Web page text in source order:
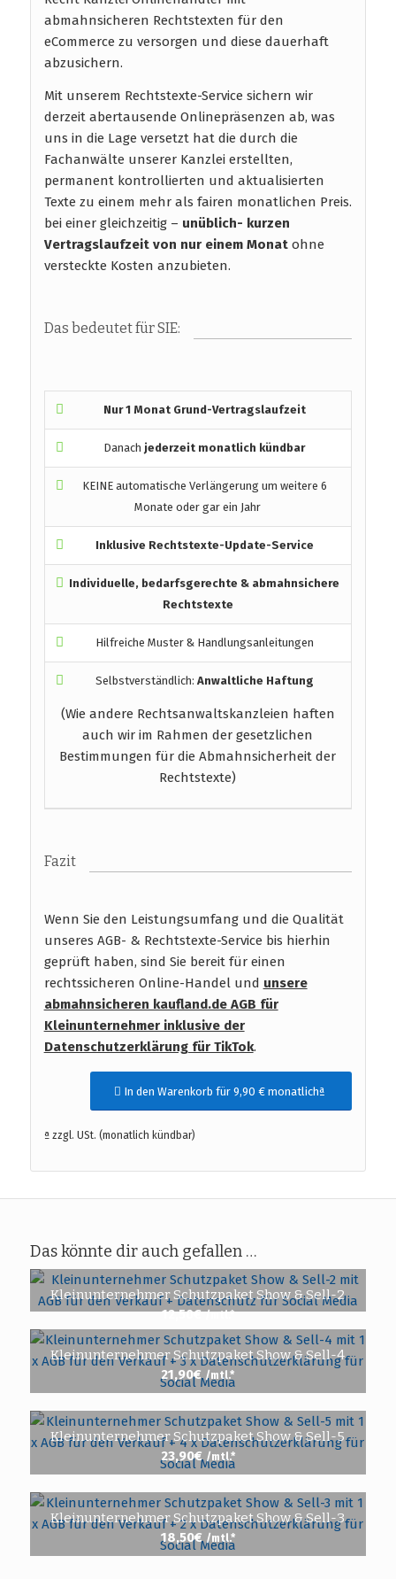
abmahnsicheren Rechtstexten für den
eCommerce zu versorgen und diese dauerhaft
abzusichern.
Mit unserem Rechtstexte-Service sichern wir
derzeit abertausende Onlinepräsenzen ab, was
uns in die Lage versetzt hat die durch die
Fachanwälte unserer Kanzlei erstellten,
permanent kontrollierten und aktualisierten
Texte zu einem mehr als fairen monatlichen Preis.
bei einer gleichzeitig – unüblich- kurzen
Vertragslaufzeit von nur einem Monat ohne
versteckte Kosten anzubieten.
Das bedeutet für SIE:
Nur 1 Monat Grund-Vertragslaufzeit
Danach jederzeit monatlich kündbar
KEINE automatische Verlängerung um weitere 6
Monate oder gar ein Jahr
Inklusive Rechtstexte-Update-Service
Individuelle, bedarfsgerechte & abmahnsichere
Rechtstexte
Hilfreiche Muster & Handlungsanleitungen
Selbstverständlich: Anwaltliche Haftung
(Wie andere Rechtsanwaltskanzleien haften
auch wir im Rahmen der gesetzlichen
Bestimmungen für die Abmahnsicherheit der
Rechtstexte)
Fazit
Wenn Sie den Leistungsumfang und die Qualität
unseres AGB- & Rechtstexte-Service bis hierhin
geprüft haben, sind Sie bereit für einen
rechtssicheren Online-Handel und unsere
abmahnsicheren kaufland.de AGB für
Kleinunternehmer inklusive der
Datenschutzerklärung für TikTok.
In den Warenkorb für 9,90 € monatlichª
ª zzgl. USt. (monatlich kündbar)
Das könnte dir auch gefallen …
Kleinunternehmer Schutzpaket Show & Sell-2
12,50€ /mtl.*
Kleinunternehmer Schutzpaket Show & Sell-4
21,90€ /mtl.*
Kleinunternehmer Schutzpaket Show & Sell-5
23,90€ /mtl.*
Kleinunternehmer Schutzpaket Show & Sell-3
18,50€ /mtl.*